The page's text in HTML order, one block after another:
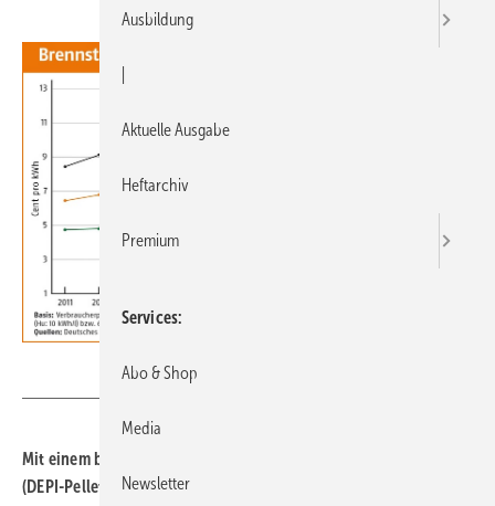
Mit einem bundesweiten Durchschnittspreis von 393,25 Euro/t
(DEPI-Pelletpreis) waren Holzpellets im Mai 2022 über 80 %
Ausbildung
Aktuelle Ausgabe
Heftarchiv
Premium
Services
Abo & Shop
Media
Newsletter